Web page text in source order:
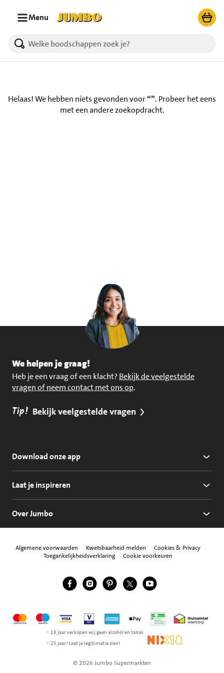
Menu
Helaas! We hebben niets gevonden voor“”. Probeer het eens
met een andere zoekopdracht.
We helpen je graag!
Heb je een vraag of een klacht? Bekijk de veelgestelde
vragen of neem contact met ons op.
Tip! Bekijk veelgestelde vragen
Download onze app
Laat je inspireren
Over Jumbo
Algemene voorwaarden Kwetsbaarheid melden
Cookies & Privacy
Toegankelijkheidsverklaring
Cookie voorkeuren
Volg ons
Jumbo Facebook
Jumbo Instagram
Jumbo Pinterest
Jumbo Twitter
Jumbo YouTube
MastercardMaestroVisa Vpay American Express
Apple Pay Thuiswinkel
< 18 jaar verkopen wij geen alcohol en tabak
< 25 jaar? Laat je legitimatie zien!
NIX18
© 2026 Jumbo Supermarkten